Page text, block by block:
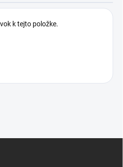
k tejto položke.